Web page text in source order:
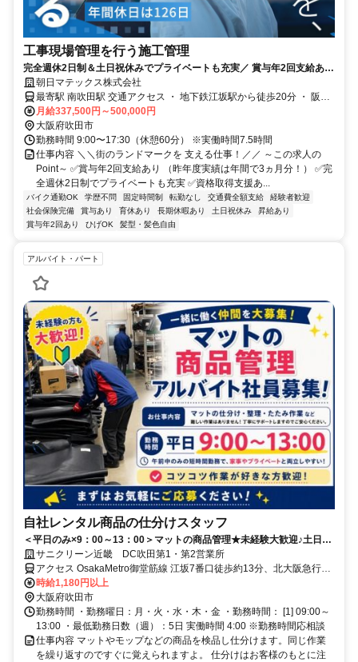
工事現場管理を行う施工管理
完全週休2日制＆土日祝休みでプライベートも充実／ 賞与年2回支給あり
＆3か月分の支給実績あり／年間休日126日
朝日マテックス株式会社
最寄駅 南吹田駅 交通アクセス ・ 地下鉄江坂駅から徒歩20分 ・ 阪急
吹田駅から徒歩15分 ・ JR南吹田駅から徒歩10分 ※自転車、バイク
通勤OK ※転勤なし
月給337,500円～500,000円
大阪府吹田市
勤務時間 9:00〜17:30（休憩60分） ※実働時間7.5時間
仕事内容 ＼＼街のランドマークを 支える仕事！／／ ～この求人の
Point～ ✅賞与年2回支給あり （昨年度実績は年間で3ヵ月分！） ✅完
全週休2日制でプライベートも充実 ✅資格取得支援あ...
バイク通勤OK 学歴不問 固定時間制 転勤なし 交通費全額支給
経験者歓迎
社会保険完備
賞与あり 育休あり 長期休暇あり 土日祝休み
昇給あり
賞与年2回あり
ひげOK 髪型・髪色自由
アルバイト・パート
自社レンタル商品の仕分けスタッフ
＜平日のみ×9：00～13：00＞マットの商品管理★未経験大歓迎♪土日祝
休み！
サニクリーン近畿 DC吹田第1・第2営業所
アクセス OsakaMetro御堂筋線 江坂7番口徒歩約13分、北大阪急行電
鉄 江坂7番口徒歩約13分、ＪＲおおさか東線/ＪＲ関西本線〔大和路
線〕 南吹田北口徒歩約14分
時給1,180円以上
大阪府吹田市
勤務時間 ・勤務曜日：月・火・水・木・金 ・勤務時間： [1] 09:00～
13:00 ・最低勤務日数（週）：5日 実働時間 4:00 ※勤務時間応相談
仕事内容 マットやモップなどの商品を検品し仕分けます。同じ作業
を繰り返すのですぐに覚えられますよ。 仕分けはお客様のもとに注